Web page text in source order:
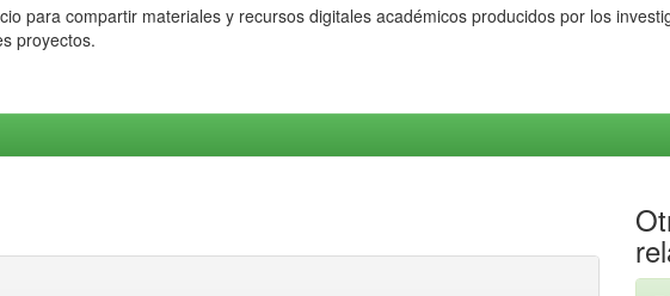
para compartir materiales y recursos digitales académicos producidos por los
proyectos.